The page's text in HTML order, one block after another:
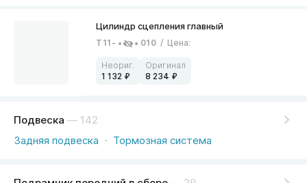
T11- 010 / Цена:
1 132 8 234
Подвеска — 142
Задняя подвеска
Тормозная система